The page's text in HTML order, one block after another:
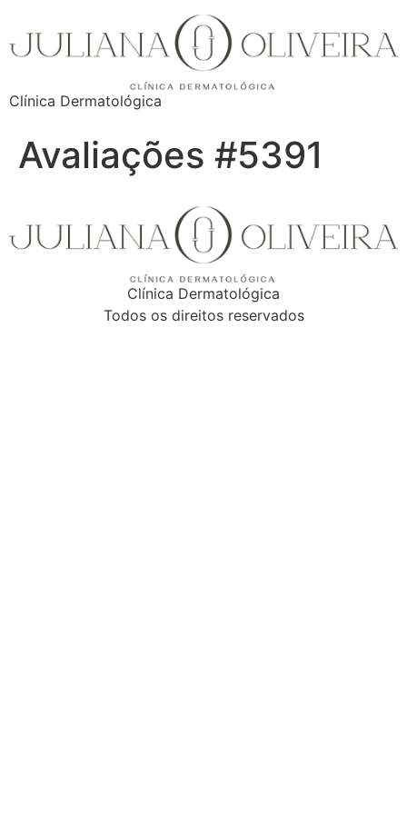
Clínica Dermatológica
Avaliações #5391
Clínica Dermatológica
Todos os direitos reservados